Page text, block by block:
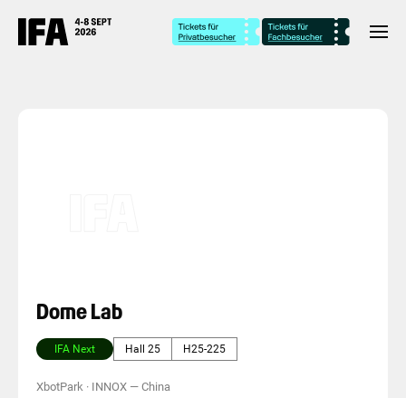
Dome Lab
IFA Next Hall 25 H25-225
XbotPark · INNOX — China